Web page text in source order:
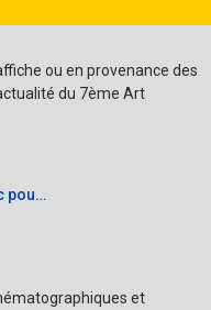
ou en provenance des
du 7ème Art
pou…
et